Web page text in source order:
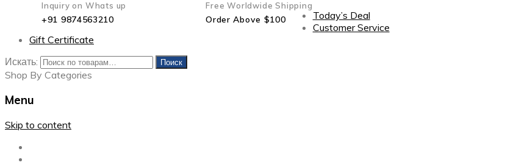
Inquiry on Whats up
+91 9874563210
Free Worldwide Shipping
Order Above $100
Today’s Deal
Customer Service
Gift Certificate
Искать:
Поиск
Shop By Categories
Menu
Skip to content